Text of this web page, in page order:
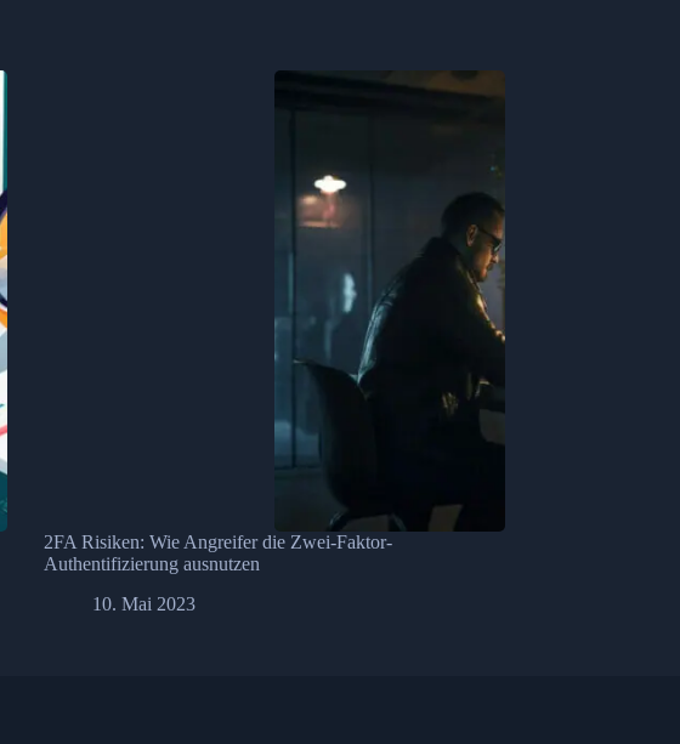
2FA Risiken: Wie Angreifer die Zwei-Faktor-
Authentifizierung ausnutzen
10. Mai 2023